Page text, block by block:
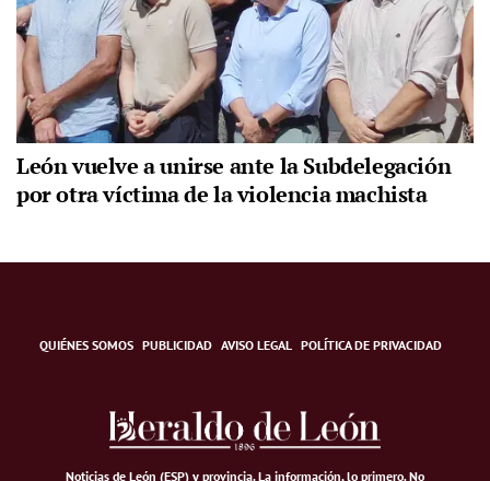
León vuelve a unirse ante la Subdelegación
por otra víctima de la violencia machista
QUIÉNES SOMOS PUBLICIDAD AVISO LEGAL POLÍTICA DE PRIVACIDAD
Noticias de León (ESP) y provincia. La información, lo primero.No